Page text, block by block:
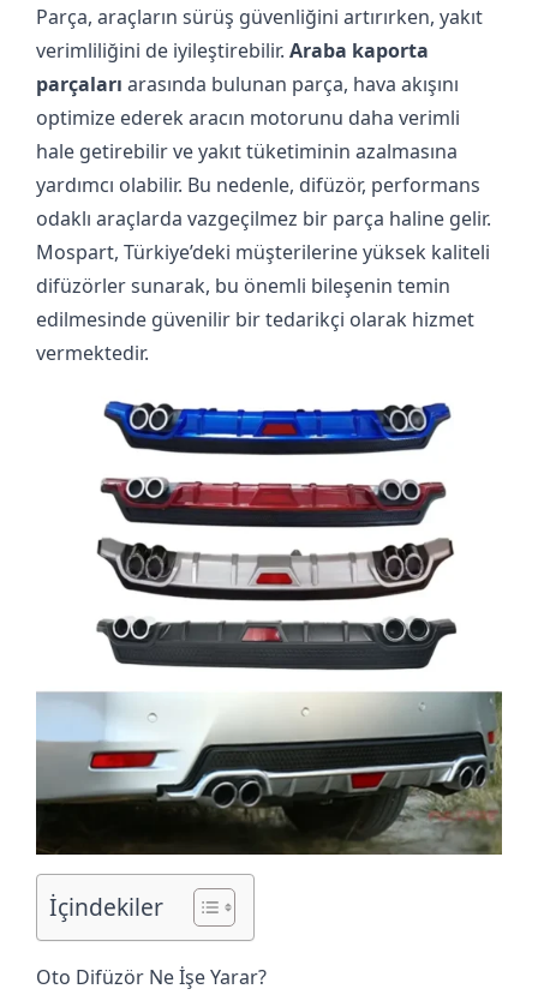
Parça, araçların sürüş güvenliğini artırırken, yakıt
verimliliğini de iyileştirebilir. Araba kaporta
parçaları arasında bulunan parça, hava akışını
optimize ederek aracın motorunu daha verimli
hale getirebilir ve yakıt tüketiminin azalmasına
yardımcı olabilir. Bu nedenle, difüzör, performans
odaklı araçlarda vazgeçilmez bir parça haline gelir.
Mospart, Türkiye’deki müşterilerine yüksek kaliteli
difüzörler sunarak, bu önemli bileşenin temin
edilmesinde güvenilir bir tedarikçi olarak hizmet
vermektedir.
İçindekiler
Oto Difüzör Ne İşe Yarar?